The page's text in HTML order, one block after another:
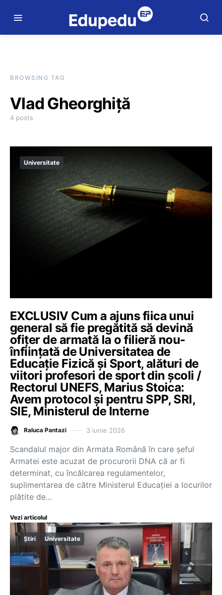
BROWSING TAG
Vlad Gheorghiță
4 posts
Universitate
EXCLUSIV Cum a ajuns fiica unui
general să fie pregătită să devină
ofițer de armată la o filieră nou-
înființată de Universitatea de
Educație Fizică și Sport, alături de
viitori profesori de sport din școli /
Rectorul UNEFS, Marius Stoica:
Avem protocol și pentru SPP, SRI,
SIE, Ministerul de Interne
Raluca Pantazi 3 iunie 2026
Scandalul major din Armata Română în care șeful
Armatei este acuzat de procurorii DNA că ar fi
determinat, cu încălcarea regulamentelor,
suplimentarea de către Ministerul Educației a locurilor
plătite de…
Vezi articolul
Știri Universitate